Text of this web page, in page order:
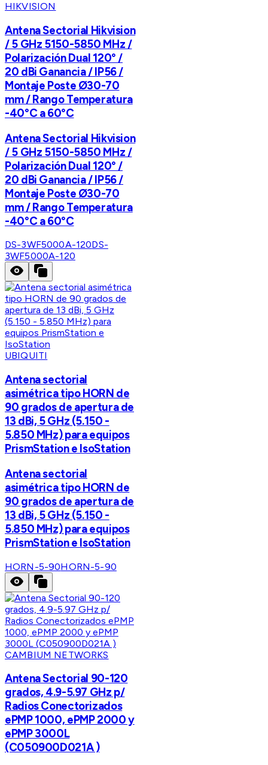
HIKVISION
Antena Sectorial Hikvision
/ 5 GHz 5150-5850 MHz /
Polarización Dual 120° /
20 dBi Ganancia / IP56 /
Montaje Poste Ø30-70
mm / Rango Temperatura
-40°C a 60°C
Antena Sectorial Hikvision
/ 5 GHz 5150-5850 MHz /
Polarización Dual 120° /
20 dBi Ganancia / IP56 /
Montaje Poste Ø30-70
mm / Rango Temperatura
-40°C a 60°C
DS-3WF5000A-120DS-
3WF5000A-120
UBIQUITI
Antena sectorial
asimétrica tipo HORN de
90 grados de apertura de
13 dBi, 5 GHz (5.150 -
5.850 MHz) para equipos
PrismStation e IsoStation
Antena sectorial
asimétrica tipo HORN de
90 grados de apertura de
13 dBi, 5 GHz (5.150 -
5.850 MHz) para equipos
PrismStation e IsoStation
HORN-5-90HORN-5-90
CAMBIUM NETWORKS
Antena Sectorial 90-120
grados, 4.9-5.97 GHz p/
Radios Conectorizados
ePMP 1000, ePMP 2000 y
ePMP 3000L
(C050900D021A )